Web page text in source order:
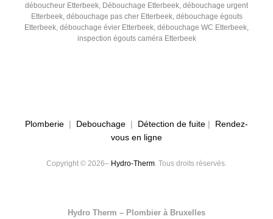
déboucheur Etterbeek, Débouchage Etterbeek, débouchage urgent
Etterbeek, débouchage pas cher Etterbeek, débouchage égouts
Etterbeek, débouchage évier Etterbeek, débouchage WC Etterbeek,
inspection égouts caméra Etterbeek
Plomberie | Debouchage | Détection de fuite | Rendez-
vous en ligne
Copyright © 2026– Hydro-Therm. Tous droits réservés.
Hydro Therm – Plombier à Bruxelles